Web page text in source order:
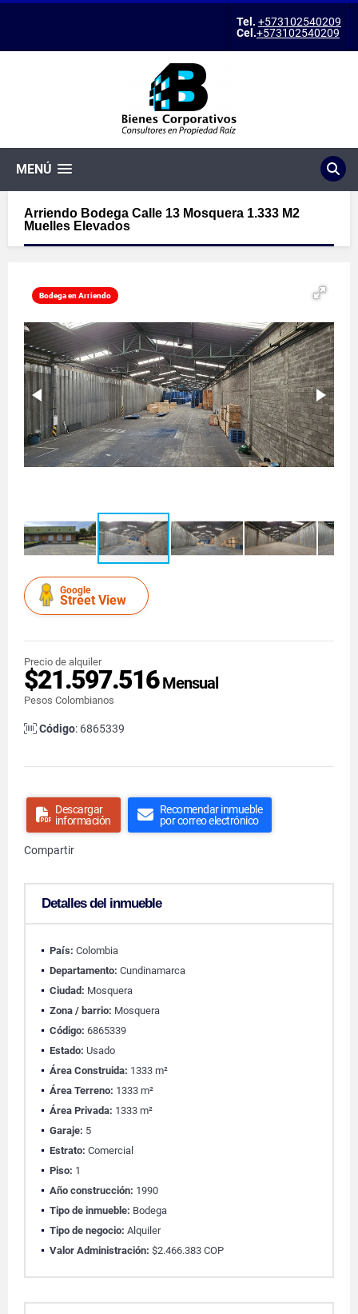
Tel. +573102540209
Cel.+573102540209
MENÚ
Arriendo Bodega Calle 13 Mosquera 1.333 M2
Muelles Elevados
Bodega en Arriendo
Google
Street View
Precio de alquiler
$21.597.516Mensual
Pesos Colombianos
Código: 6865339
Descargar
información
Recomendar inmueble
por correo electrónico
Compartir
Detalles del inmueble
País: Colombia
Departamento: Cundinamarca
Ciudad: Mosquera
Zona / barrio: Mosquera
Código: 6865339
Estado: Usado
Área Construida: 1333 m²
Área Terreno: 1333 m²
Área Privada: 1333 m²
Garaje: 5
Estrato: Comercial
Piso: 1
Año construcción: 1990
Tipo de inmueble: Bodega
Tipo de negocio: Alquiler
Valor Administración: $2.466.383 COP